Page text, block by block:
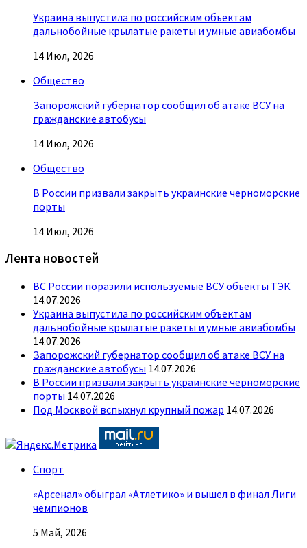
Украина выпустила по российским объектам
дальнобойные крылатые ракеты и умные авиабомбы
14 Июл, 2026
Общество
Запорожский губернатор сообщил об атаке ВСУ на
гражданские автобусы
14 Июл, 2026
Общество
В России призвали закрыть украинские черноморские
порты
14 Июл, 2026
Лента новостей
ВС России поразили используемые ВСУ объекты ТЭК
14.07.2026
Украина выпустила по российским объектам
дальнобойные крылатые ракеты и умные авиабомбы
14.07.2026
Запорожский губернатор сообщил об атаке ВСУ на
гражданские автобусы 14.07.2026
В России призвали закрыть украинские черноморские
порты 14.07.2026
Под Москвой вспыхнул крупный пожар 14.07.2026
Спорт
«Арсенал» обыграл «Атлетико» и вышел в финал Лиги
чемпионов
5 Май, 2026